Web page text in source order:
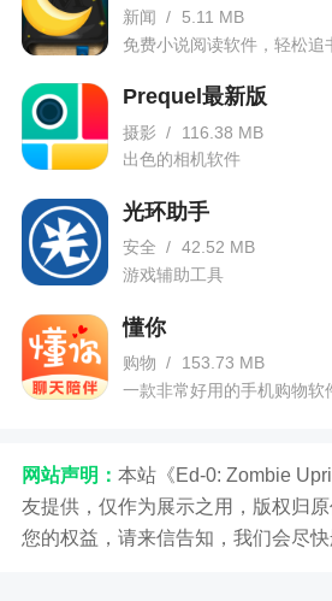
新闻 /
5.11 MB
免费小说阅读软件，轻松追
Prequel最新版
摄影 /
116.38 MB
出色的相机软件
光环助手
安全 / 42.52 MB
游戏辅助工具
懂你
购物 /
153.73 MB
一款非常好用的手机购物软
网站声明： 本站《Ed-0: Zombie
友提供，仅作为展示之用，版权归
您的权益，请来信告知，我们会尽快